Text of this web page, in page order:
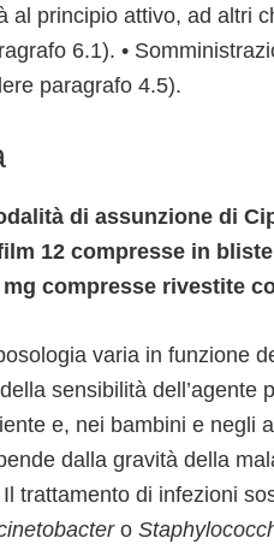
al principio attivo, ad altri
6.1). •
paragrafo 4.5).
di assunzione di
12 compresse in
mg compresse rivestite
varia in funzione
sensibilità
e, nei bambini e negli
dalla gravità della
trattamento di infezioni
o